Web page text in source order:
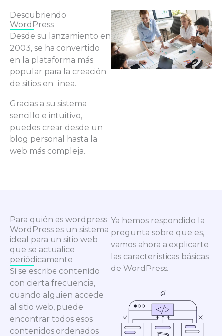
Descubriendo
WordPress
Desde su lanzamiento en
2003, se ha convertido
en la plataforma más
popular para la creación
de sitios en línea.
Gracias a su sistema
sencillo e intuitivo,
puedes crear desde un
blog personal hasta la
web más compleja.
Para quién es wordpress
WordPress es un sistema
ideal para un sitio web
que se actualice
periódicamente
Si se escribe contenido
con cierta frecuencia,
cuando alguien accede
al sitio web, puede
encontrar todos esos
contenidos ordenados
Ya hemos respondido la
pregunta sobre que es,
vamos ahora a explicarte
las características básicas
de WordPress.